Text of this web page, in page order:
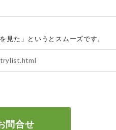
見た」というとスムーズです。
問合せ